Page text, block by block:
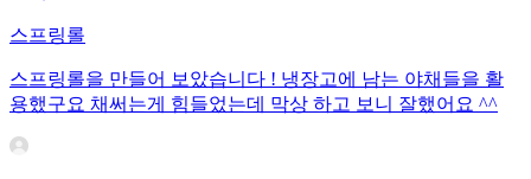
스프링롤
스프링롤을 만들어 보았습니다 ! 냉장고에 남는 야채들을 활
용했구요 채써는게 힘들었는데 막상 하고 보니 잘했어요 ^^